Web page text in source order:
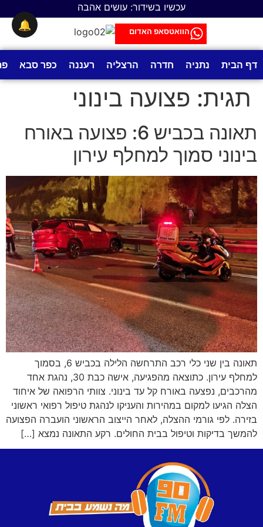
עכשיו בשידור: עושים אהבה
הוואטסאפ האדום
דף הבית נתניה חדרה הרצליה רעננה כפר סבא
תגית: פצועה בינוני
תאונה בכביש 6: פצועה באורח
בינוני סמוך למחלף עירון
תאונה בין שני כלי רכב התרחשה הלילה בכביש 6, בסמוך
למחלף עירון. כתוצאה מהפגיעה, אישה כבת 30, נהגת אחד
מהרכבים, נפצעה באורח קל עד בינוני. צוותי הרפואה של איחוד
הצלה הגיעו למקום במהירות והעניקו לנהגת טיפול רפואי ראשוני
בזירה. לפי גורמי ההצלה, לאחר הייצוב הראשוני הועברה הפצועה
להמשך בדיקות וטיפול בבית החולים. רקע התאונה נמצא […]
🔔